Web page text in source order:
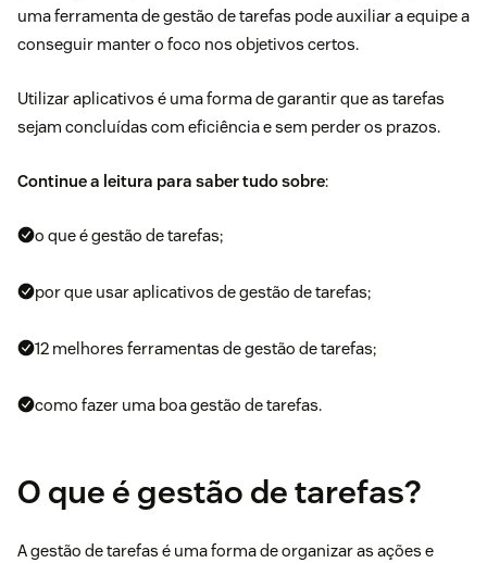
uma ferramenta de gestão de tarefas pode auxiliar a equipe a
conseguir manter o foco nos objetivos certos.
Utilizar aplicativos é uma forma de garantir que as tarefas
sejam concluídas com eficiência e sem perder os prazos.
Continue a leitura para saber tudo sobre:
o que é gestão de tarefas;
por que usar aplicativos de gestão de tarefas;
12 melhores ferramentas de gestão de tarefas;
como fazer uma boa gestão de tarefas.
O que é gestão de tarefas?
A gestão de tarefas é uma forma de organizar as ações e